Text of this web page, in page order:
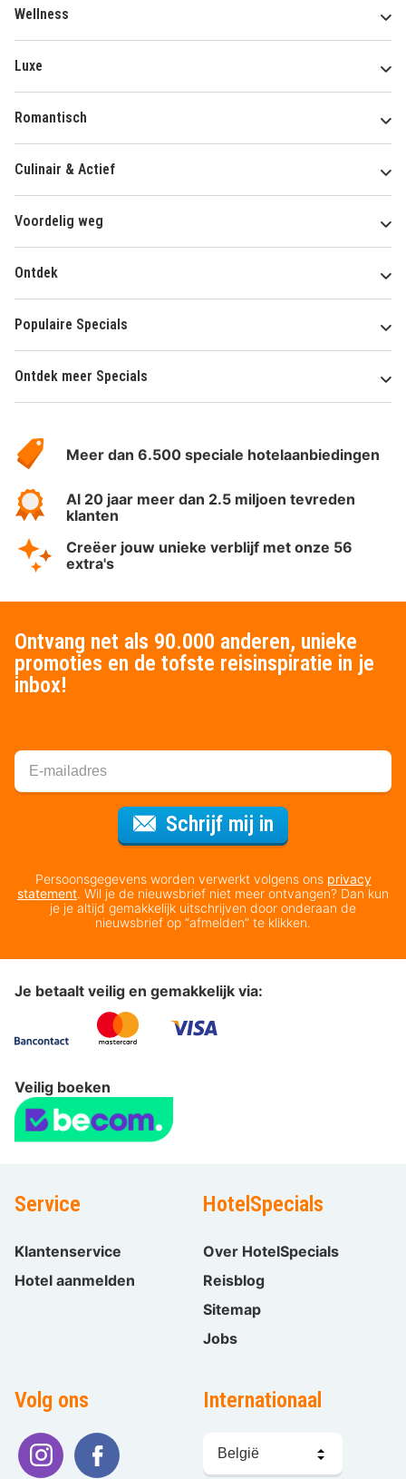
Wellness
Luxe
Romantisch
Culinair & Actief
Voordelig weg
Ontdek
Populaire Specials
Ontdek meer Specials
HotelSpecials
Meer dan 6.500 speciale hotelaanbiedingen
Al 20 jaar meer dan 2.5 miljoen tevreden
klanten
Creëer jouw unieke verblijf met onze 56
extra's
Ontvang net als 90.000 anderen, unieke
promoties en de tofste reisinspiratie in je
inbox!
Schrijf mij in
Persoonsgegevens worden verwerkt volgens ons privacy
statement. Wil je de nieuwsbrief niet meer ontvangen? Dan kun
je je altijd gemakkelijk uitschrijven door onderaan de
nieuwsbrief op “afmelden” te klikken.
Je betaalt veilig en gemakkelijk via:
Veilig boeken
Service
Klantenservice
Hotel aanmelden
HotelSpecials
Over HotelSpecials
Reisblog
Sitemap
Jobs
Volg ons Internationaal
kiezen